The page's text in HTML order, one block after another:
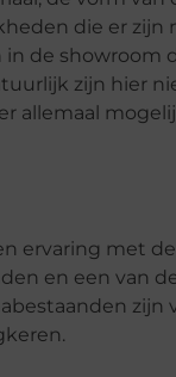
die er
de showroom
zijn hier
ervaring met
en een van
zijn